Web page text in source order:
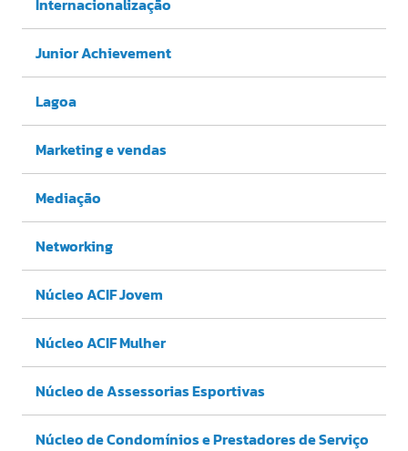
Junior Achievement
Lagoa
Marketing e vendas
Mediação
Networking
Núcleo ACIF Jovem
Núcleo ACIF Mulher
Núcleo de Assessorias Esportivas
Núcleo de Condomínios e Prestadores de Serviço